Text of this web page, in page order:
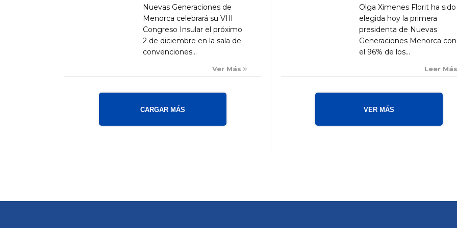
Nuevas Generaciones de
Menorca celebrará su VIII
Congreso Insular el próximo
2 de diciembre en la sala de
convenciones...
Ver Más
CARGAR MÁS
Olga Ximenes Florit ha sido
elegida hoy la primera
presidenta de Nuevas
Generaciones Menorca con
el 96% de los...
Leer
VER MÁS